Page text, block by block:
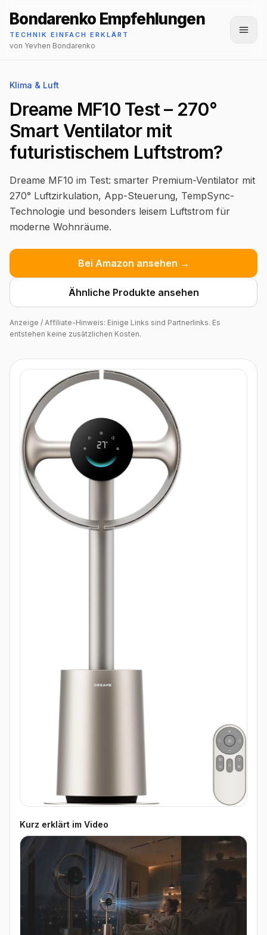
Bondarenko Empfehlungen
TECHNIK EINFACH ERKLÄRT
von Yevhen Bondarenko
Klima & Luft
Dreame MF10 Test – 270°
Smart Ventilator mit
futuristischem Luftstrom?
Dreame MF10 im Test: smarter Premium-Ventilator mit
270° Luftzirkulation, App-Steuerung, TempSync-
Technologie und besonders leisem Luftstrom für
moderne Wohnräume.
Bei Amazon ansehen →
Ähnliche Produkte ansehen
Anzeige / Affiliate-Hinweis: Einige Links sind Partnerlinks. Es
entstehen keine zusätzlichen Kosten.
Kurz erklärt im Video